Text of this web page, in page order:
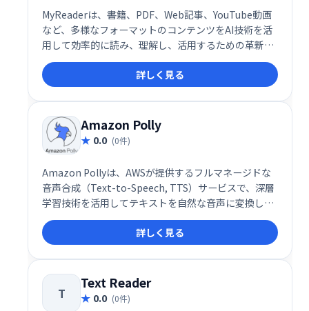
MyReaderは、書籍、PDF、Web記事、YouTube動画
など、多様なフォーマットのコンテンツをAI技術を活
用して効率的に読み、理解し、活用するための革新的
なプラットフォームです。学生から研究者、ビジネス
プロフェッショナルまで、多くのユーザーに信頼さ
れ、情報整理や学習を大幅に簡略化します。
詳しく見る
Amazon Polly
0.0 (0件)
Amazon Pollyは、AWSが提供するフルマネージドな
音声合成（Text-to-Speech, TTS）サービスで、深層
学習技術を活用してテキストを自然な音声に変換しま
す。リアルな音声をオンデマンドで生成し、多言語対
応や幅広いユースケースに応える柔軟性を持つため、
コンテンツ制作やアプリケーションの音声対応化に最
適なプラットフォームです。
詳しく見る
T
Text Reader
0.0 (0件)